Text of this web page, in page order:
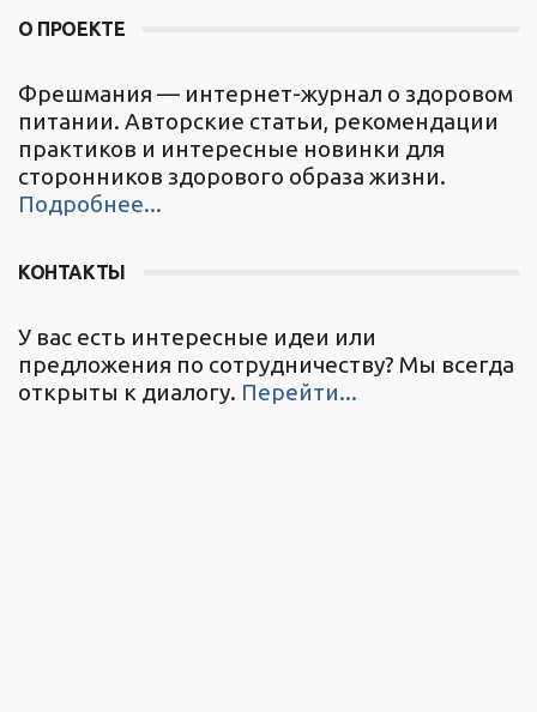
О ПРОЕКТЕ
Фрешмания — интернет-журнал о здоровом
питании. Авторские статьи, рекомендации
практиков и интересные новинки для
сторонников здорового образа жизни.
Подробнее...
КОНТАКТЫ
У вас есть интересные идеи или
предложения по сотрудничеству? Мы всегда
открыты к диалогу. Перейти...